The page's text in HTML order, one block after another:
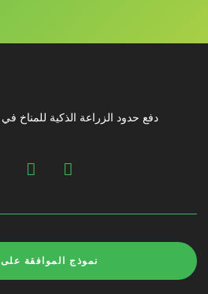
دفع حدود الزراعة الذكية للمناخ
نموذج الموافقة